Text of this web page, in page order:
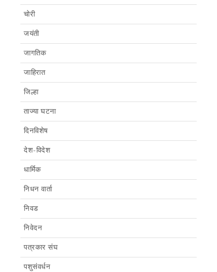
चोरी
जयंती
जागतिक
जाहिरात
जिल्हा
ताज्या घटना
दिनविशेष
देश-विदेश
धार्मिक
निधन वार्ता
निवड
निवेदन
पत्रकार संघ
पशुसंवर्धन